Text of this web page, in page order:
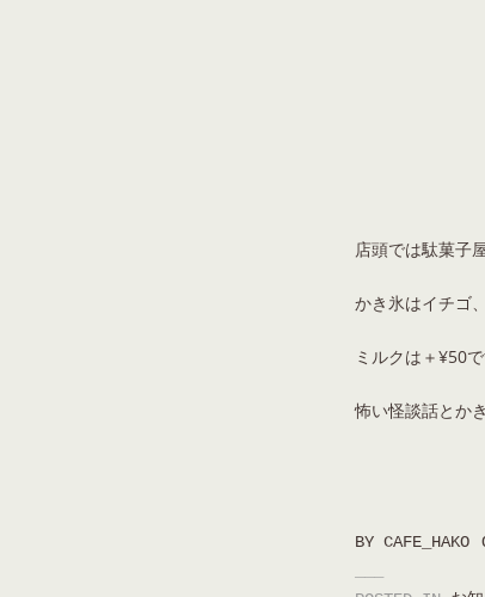
店頭では駄菓子
かき氷はイチゴ
ミルクは＋¥50で
怖い怪談話とか
BY CAFE_HAKO